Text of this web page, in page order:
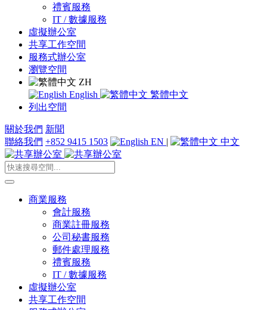
禮賓服務
IT / 數據服務
虛擬辦公室
共享工作空間
服務式辦公室
瀏覽空間
ZH
English
繁體中文
列出空間
關於我們 新聞
聯絡我們 +852 9415 1503 EN | 中文
商業服務
會計服務
商業註冊服務
公司秘書服務
郵件處理服務
禮賓服務
IT / 數據服務
虛擬辦公室
共享工作空間